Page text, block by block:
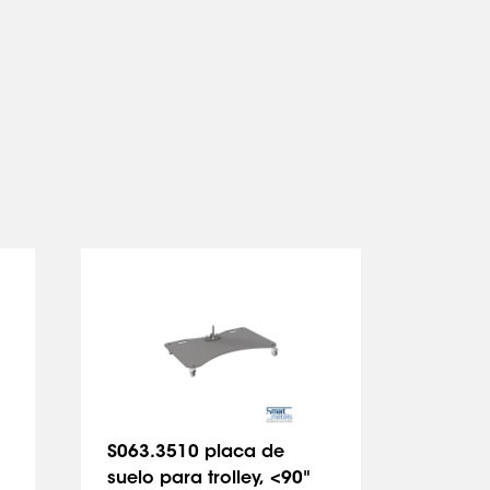
S063.3510 placa de
suelo para trolley, <90"